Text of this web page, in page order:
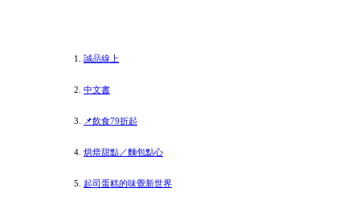
誠品線上
中文書
📌飲食79折起
烘焙甜點／麵包點心
起司蛋糕的味覺新世界